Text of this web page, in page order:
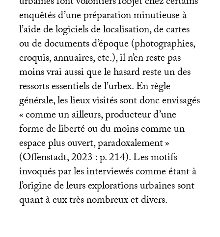
enquêtés d’une préparation minutieuse à
l’aide de logiciels de localisation, de cartes
ou de documents d’époque (photographies,
croquis, annuaires, etc.), il n’en reste pas
moins vrai aussi que le hasard reste un des
ressorts essentiels de l’urbex. En règle
générale, les lieux visités sont donc envisagés
«comme un ailleurs, producteur d’une
forme de liberté ou du moins comme un
espace plus ouvert, paradoxalement»
(Offenstadt, 2023 : p. 214). Les motifs
invoqués par les interviewés comme étant à
l’origine de leurs explorations urbaines sont
quant à eux très nombreux et divers.